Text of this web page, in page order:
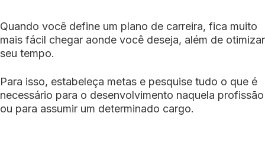
Quando você define um plano de carreira, fica muito
mais fácil chegar aonde você deseja, além de otimizar
seu tempo.
Para isso, estabeleça metas e pesquise tudo o que é
necessário para o desenvolvimento naquela profissão
ou para assumir um determinado cargo.